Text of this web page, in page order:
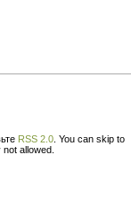
RSS 2.0 . You can skip to
allowed.